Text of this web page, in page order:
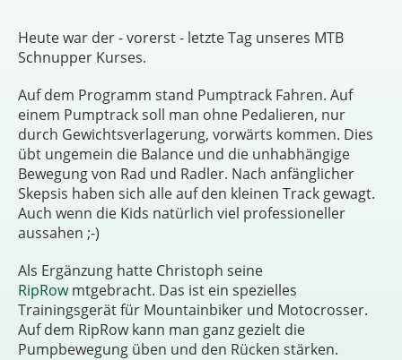
Heute war der - vorerst - letzte Tag unseres MTB
Schnupper Kurses.
Auf dem Programm stand Pumptrack Fahren. Auf
einem Pumptrack soll man ohne Pedalieren, nur
durch Gewichtsverlagerung, vorwärts kommen. Dies
übt ungemein die Balance und die unhabhängige
Bewegung von Rad und Radler. Nach anfänglicher
Skepsis haben sich alle auf den kleinen Track gewagt.
Auch wenn die Kids natürlich viel professioneller
aussahen ;-)
Als Ergänzung hatte Christoph seine
RipRowmtgebracht. Das ist ein spezielles
Trainingsgerät für Mountainbiker und Motocrosser.
Auf dem RipRow kann man ganz gezielt die
Pumpbewegung üben und den Rücken stärken.